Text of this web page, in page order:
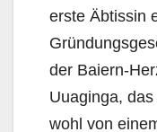
erste Äbtissin
der Baiern-
Uuaginga,
wohl von